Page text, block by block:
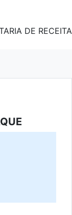
DE RECEITA